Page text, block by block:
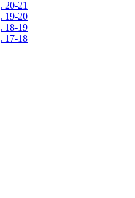
20-21
19-20
18-19
17-18